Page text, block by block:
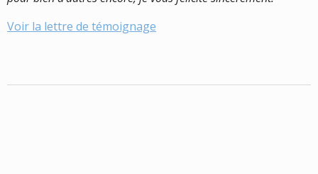
Voir la lettre de témoignage